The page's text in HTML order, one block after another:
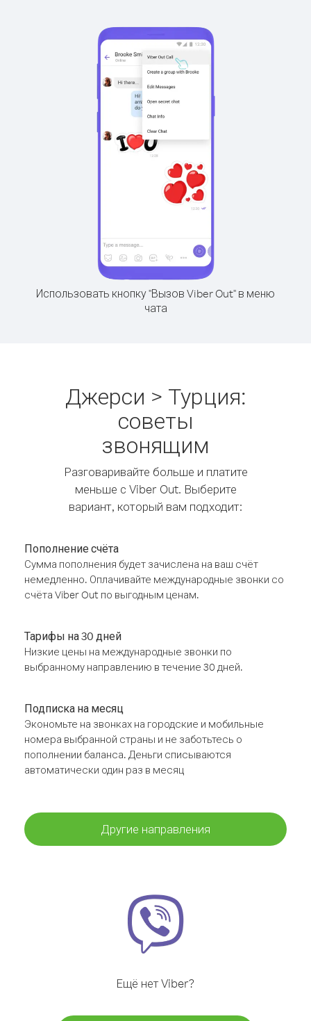
Использовать кнопку "Вызов Viber Out" в меню
чата
Джерси > Турция:
советы
звонящим
Разговаривайте больше и платите
меньше с Viber Out. Выберите
вариант, который вам подходит:
Пополнение счёта
Сумма пополнения будет зачислена на ваш счёт
немедленно. Оплачивайте международные звонки со
счёта Viber Out по выгодным ценам.
Тарифы на 30 дней
Низкие цены на международные звонки по
выбранному направлению в течение 30 дней.
Подписка на месяц
Экономьте на звонках на городские и мобильные
номера выбранной страны и не заботьтесь о
пополнении баланса. Деньги списываются
автоматически один раз в месяц
Другие направления
Ещё нет Viber?